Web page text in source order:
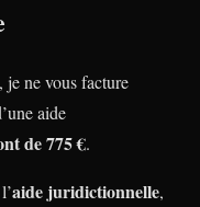
, je ne vous facture
aide
de 775 €.
aide juridictionnelle,